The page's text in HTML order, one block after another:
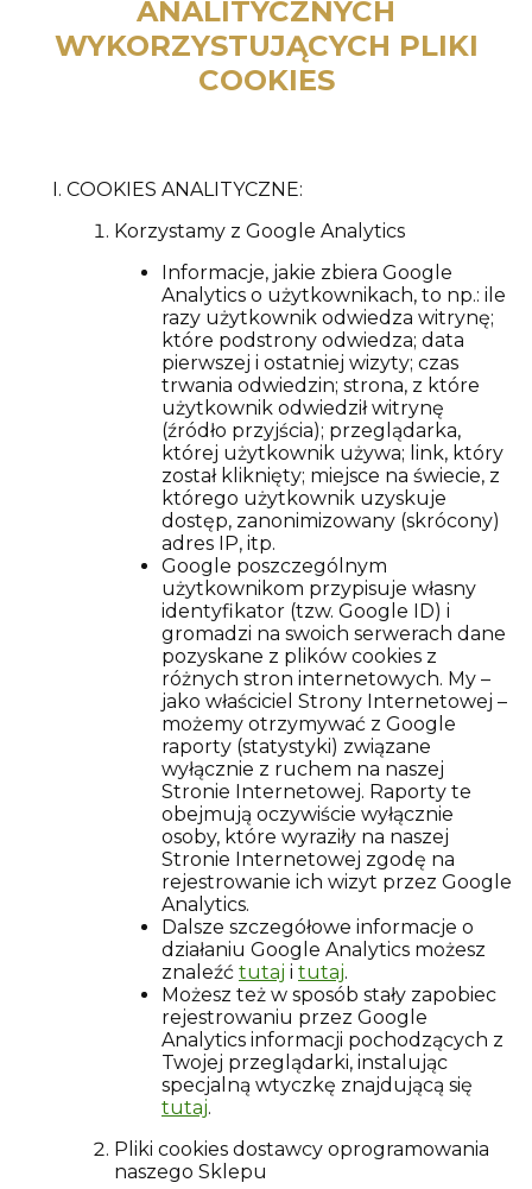
ANALITYCZNYCH
WYKORZYSTUJĄCYCH PLIKI
COOKIES
COOKIES ANALITYCZNE:
Korzystamy z Google Analytics
Informacje, jakie zbiera Google
Analytics o użytkownikach, to np.: ile
razy użytkownik odwiedza witrynę;
które podstrony odwiedza; data
pierwszej i ostatniej wizyty; czas
trwania odwiedzin; strona, z które
użytkownik odwiedził witrynę
(źródło przyjścia); przeglądarka,
której użytkownik używa; link, który
został kliknięty; miejsce na świecie, z
którego użytkownik uzyskuje
dostęp, zanonimizowany (skrócony)
adres IP, itp.
Google poszczególnym
użytkownikom przypisuje własny
identyfikator (tzw. Google ID) i
gromadzi na swoich serwerach dane
pozyskane z plików cookies z
różnych stron internetowych. My –
jako właściciel Strony Internetowej –
możemy otrzymywać z Google
raporty (statystyki) związane
wyłącznie z ruchem na naszej
Stronie Internetowej. Raporty te
obejmują oczywiście wyłącznie
osoby, które wyraziły na naszej
Stronie Internetowej zgodę na
rejestrowanie ich wizyt przez Google
Analytics.
Dalsze szczegółowe informacje o
działaniu Google Analytics możesz
znaleźć tutaj i tutaj.
Możesz też w sposób stały zapobiec
rejestrowaniu przez Google
Analytics informacji pochodzących z
Twojej przeglądarki, instalując
specjalną wtyczkę znajdującą się
tutaj.
Pliki cookies dostawcy oprogramowania
naszego Sklepu